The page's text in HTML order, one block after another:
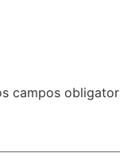
campos